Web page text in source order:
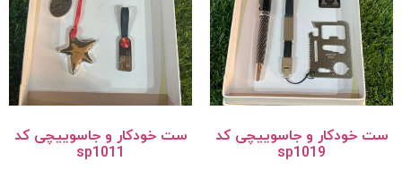
ست خودکار و جاسوییچی کد
sp1019
ست خودکار و جاسوییچی کد
sp1011